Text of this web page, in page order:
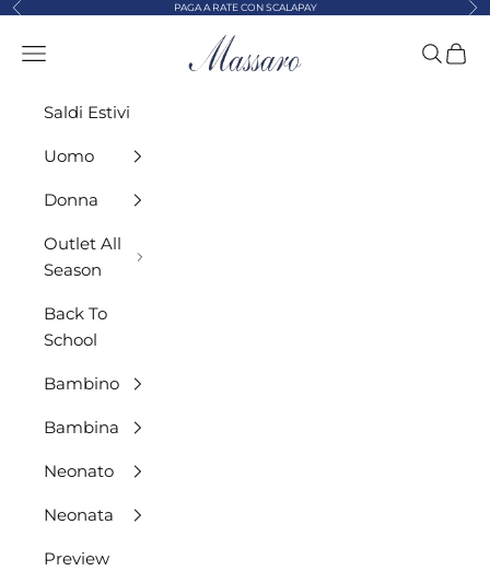
Vai al contenuto
Precedente PAGA A RATE CON SCALAPAY
MASSARO ABBIGLIAMENTO
Menù Cerca
Saldi Estivi
Uomo
Donna
Outlet All
Season
Back To
School
Bambino
Bambina
Neonato
Neonata
Preview